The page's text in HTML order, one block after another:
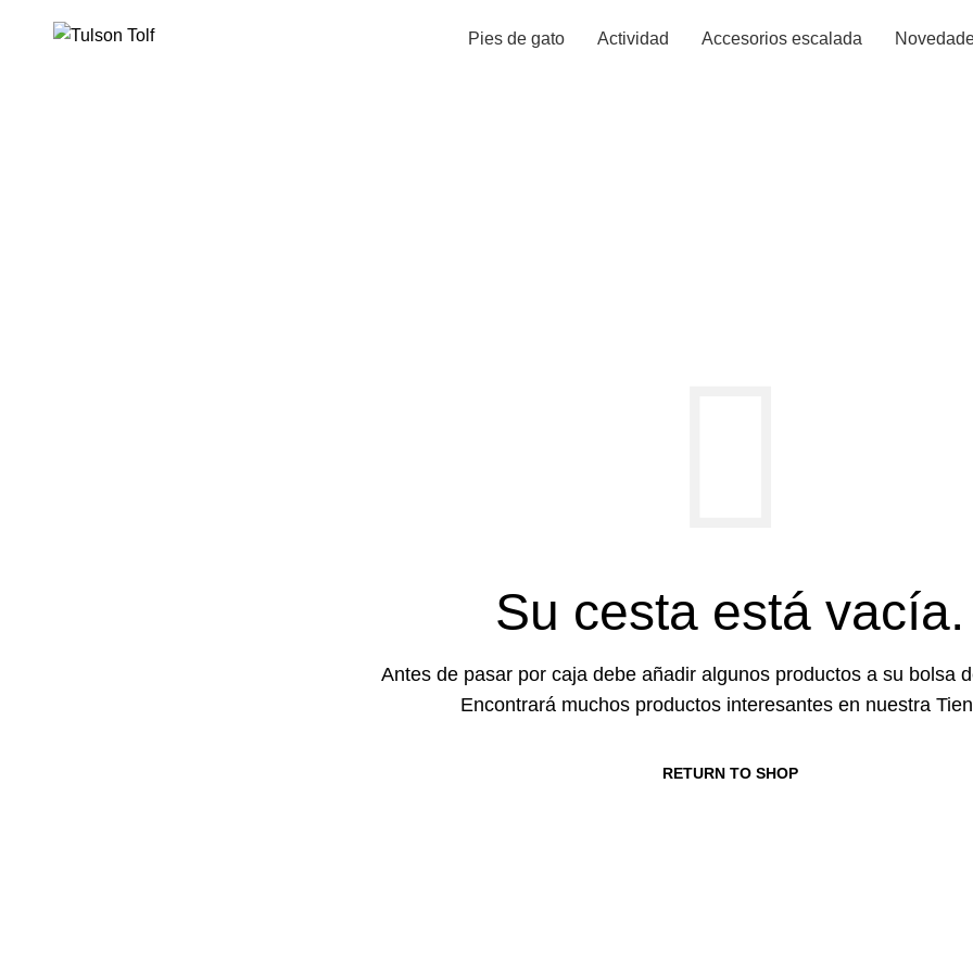
Pies de gato Actividad Accesorios escalada
Su cesta está vacía.
Antes de pasar por caja debe añadir algunos productos a su bolsa
Encontrará muchos productos interesantes en nuestra
RETURN TO SHOP